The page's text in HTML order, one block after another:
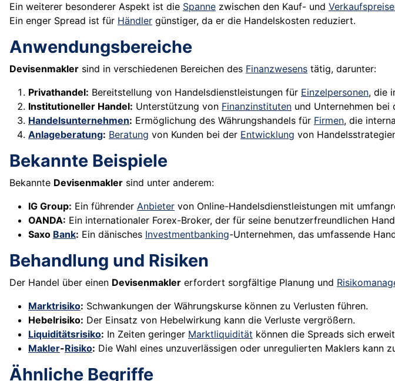
Ein weiterer besonderer Aspekt ist die Spanne zwischen den Kauf- und
Ein enger Spread ist für Händler günstiger, da er die Handelskosten reduziert.
Anwendungsbereiche
Devisenmakler sind in verschiedenen Bereichen des Finanzwesens tätig, darunter:
Privathandel: Bereitstellung von Handelsdienstleistungen für Einzelpersonen, die
Institutioneller Handel: Unterstützung von Finanzinstituten und Unternehmen bei
Handelsunternehmen: Ermöglichung des Währungshandels für Firmen, die
Anlageberatung: Beratung von Kunden bei der Entwicklung von
Bekannte Beispiele
Bekannte Devisenmakler sind unter anderem:
IG Group: Ein führender Anbieter von Online-Handelsdienstleistungen mit
OANDA: Ein internationaler Forex-Broker, der für seine benutzerfreundlichen
Saxo Bank: Ein dänisches Investmentbanking-Unternehmen, das umfassende
Behandlung und Risiken
Der Handel über einen Devisenmakler erfordert sorgfältige Planung und
Marktrisiko: Schwankungen der Währungskurse können zu Verlusten führen.
Hebelrisiko: Der Einsatz von Hebelwirkung kann die Verluste vergrößern.
Liquiditätsrisiko: In Zeiten geringer Marktliquidität können die Spreads sich
Makler-Risiko: Die Wahl eines unzuverlässigen oder unregulierten Maklers kann
Ähnliche Begriffe